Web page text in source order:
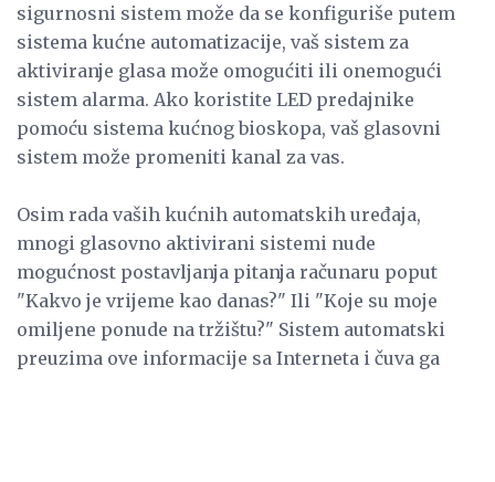
sigurnosni sistem može da se konfiguriše putem
sistema kućne automatizacije, vaš sistem za
aktiviranje glasa može omogućiti ili onemogući
sistem alarma. Ako koristite LED predajnike
pomoću sistema kućnog bioskopa, vaš glasovni
sistem može promeniti kanal za vas.
Osim rada vaših kućnih automatskih uređaja,
mnogi glasovno aktivirani sistemi nude
mogućnost postavljanja pitanja računaru poput
"Kakvo je vrijeme kao danas?" Ili "Koje su moje
omiljene ponude na tržištu?" Sistem automatski
preuzima ove informacije sa Interneta i čuva ga